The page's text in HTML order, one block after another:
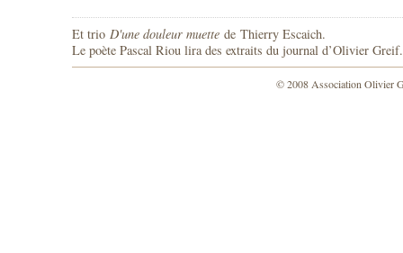
Et trio D'une douleur muette de Thierry Escaich.
Le poète Pascal Riou lira des extraits du journal d’Olivier Greif.
© 2008 Association Olivier